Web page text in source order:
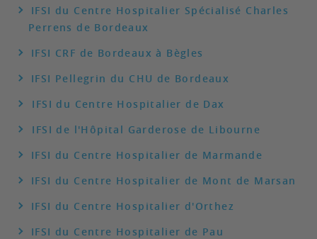
IFSI du Centre Hospitalier Spécialisé Charles
Perrens de Bordeaux
IFSI CRF de Bordeaux à Bègles
IFSI Pellegrin du CHU de Bordeaux
IFSI du Centre Hospitalier de Dax
IFSI de l'Hôpital Garderose de Libourne
IFSI du Centre Hospitalier de Marmande
IFSI du Centre Hospitalier de Mont de Marsan
IFSI du Centre Hospitalier d'Orthez
IFSI du Centre Hospitalier de Pau